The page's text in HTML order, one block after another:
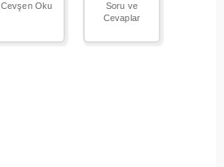
Cevşen Oku
Soru ve
Cevaplar